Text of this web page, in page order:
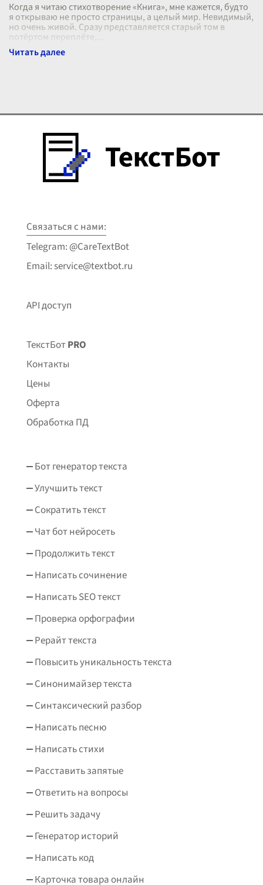
Когда я читаю стихотворение «Книга», мне кажется, будто
я открываю не просто страницы, а целый мир. Невидимый,
но очень живой. Сразу представляется старый том в
потёртом переплёте,
Связаться с нами:
Telegram: @CareTextBot
Email: service@textbot.ru
API доступ
ТекстБотPRO
Контакты
Цены
Оферта
Обработка ПД
Бот генератор текста
Улучшить текст
Сократить текст
Чат бот нейросеть
Продолжить текст
Написать сочинение
Написать SEO текст
Проверка орфографии
Рерайт текста
Повысить уникальность текста
Синонимайзер текста
Синтаксический разбор
Написать песню
Написать стихи
Расставить запятые
Ответить на вопросы
Решить задачу
Генератор историй
Написать код
Карточка товара онлайн